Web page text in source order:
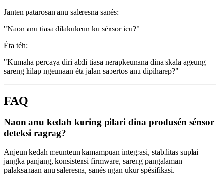
Janten patarosan anu saleresna sanés:
"Naon anu tiasa dilakukeun ku sénsor ieu?"
Éta téh:
"Kumaha percaya diri abdi tiasa nerapkeunana dina skala ageung
sareng hilap ngeunaan éta jalan sapertos anu dipiharep?"
FAQ
Naon anu kedah kuring pilari dina produsén sénsor
deteksi ragrag?
Anjeun kedah meunteun kamampuan integrasi, stabilitas suplai
jangka panjang, konsistensi firmware, sareng pangalaman
palaksanaan anu saleresna, sanés ngan ukur spésifikasi.